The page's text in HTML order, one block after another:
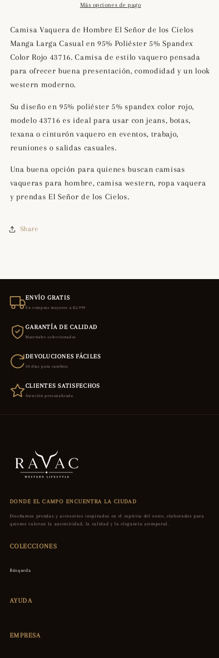
los
Manga
Larga
Casual
en
Poliéster
5%
Color
Rojo
Señor
los
Manga
Larga
Casual
en
Poliéster
5%
Spandex
Color
Rojo
Más opciones de pago
Camisa Vaquera de Hombre El Señor de los Cielos
Manga Larga Casual en 95% Poliéster 5% Spandex
Color Rojo 43716. Camisa de estilo vaquero pensada
para ofrecer buena presentación, comodidad y un look
western moderno.
Su diseño en 95% poliéster 5% spandex color rojo,
modelo 43716 es ideal para usar con jeans, botas,
texana o cinturón vaquero en eventos, trabajo,
reuniones o salidas casuales.
Una buena opción para quienes buscan camisas
vaqueras para hombre, camisa western, ropa vaquera
y prendas El Señor de los Cielos.
Share
ENVÍO GRATIS
En compras mayores a $2,999
GARANTÍA DE CALIDAD
Materiales seleccionados
DEVOLUCIONES FÁCILES
30 días para cambios
CLIENTES SATISFECHOS
Atención personalizada
DONDE EL CAMPO ENCUENTRA LA CIUDAD
Diseñamos prendas y accesorios inspirados en el espíritu del oeste, elaborados para
quienes valoran la autenticidad, la calidad y la elegancia atemporal.
COLECCIONES
Búsqueda
AYUDA
EMPRESA